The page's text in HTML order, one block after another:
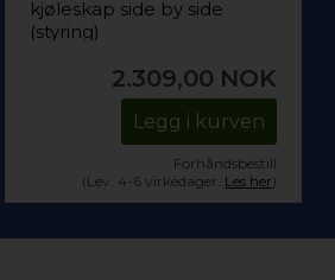
kjøleskap side by side
(styring)
2.309,00 NOK
Legg i kurven
Forhåndsbestill
(Lev. 4-6 virkedager. Les her)